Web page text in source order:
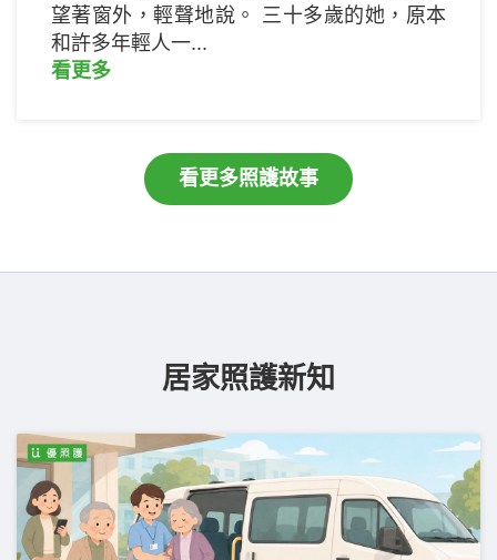
望著窗外，輕聲地說。 三十多歲的她，原本
和許多年輕人一...
看更多
看更多照護故事
居家照護新知